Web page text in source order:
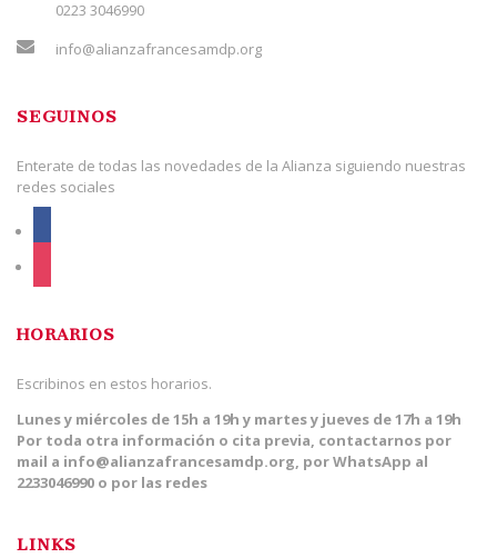
0223 3046990
info@alianzafrancesamdp.org
SEGUINOS
Enterate de todas las novedades de la Alianza siguiendo nuestras
redes sociales
HORARIOS
Escribinos en estos horarios.
Lunes y miércoles de 15h a 19h y martes y jueves de 17h a 19h
Por toda otra información o cita previa, contactarnos por
mail a info@alianzafrancesamdp.org, por WhatsApp al
2233046990 o por las redes
LINKS